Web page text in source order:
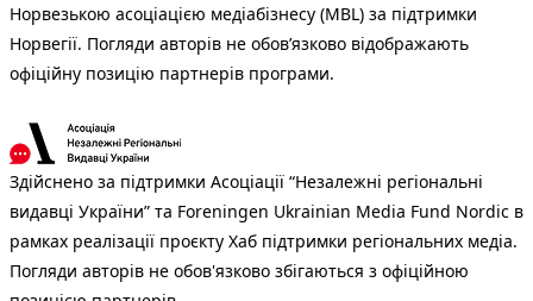
Норвезькою асоціацією медіабізнесу (MBL) за підтримки
Норвегії. Погляди авторів не обов’язково відображають
офіційну позицію партнерів програми.
Здійснено за підтримки Асоціації “Незалежні регіональні
видавці України” та Foreningen Ukrainian Media Fund Nordic в
рамках реалізації проєкту Хаб підтримки регіональних медіа.
Погляди авторів не обов'язково збігаються з офіційною